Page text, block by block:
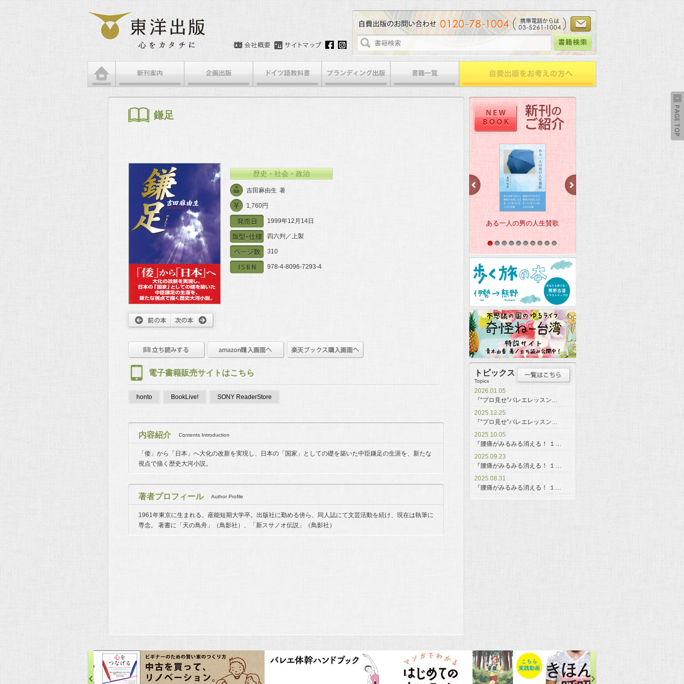
メインメニュー
メインコンテンツへ移動
サブコンテンツへ移動
鎌足
歴史・社会・政治
吉田麻由生 著
1,760円
1999年12月14日
四六判／上製
310
978-4-8096-7293-4
電子書籍販売サイトはこちら
honto BookLive! SONY ReaderStore
内容紹介 Contents Introduction
「倭」から「日本」へ大化の改新を実現し、日本の「国家」としての礎を築いた中臣鎌足の生涯を、新たな
視点で描く歴史大河小説。
著者プロフィール Author Profile
1961年東京に生まれる。産能短期大学卒。出版社に勤める傍ら、同人誌にて文芸活動を続け、現在は執筆に
専念。 著書に「天の鳥舟」（鳥影社）、「新スサノオ伝説」（鳥影社）
ある一人の男の人生賛歌
1 2 6 7 10
トピックス
Topics
2026.01.05
『“プロ見せ”バレエレッスン…
2025.12.25
『“プロ見せ”バレエレッスン…
2025.10.05
『腰痛がみるみる消える！ １…
2025.09.23
『腰痛がみるみる消える！ １…
2025.08.31
『腰痛がみるみる消える！ １…